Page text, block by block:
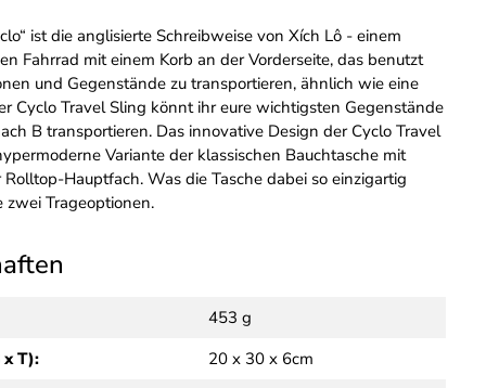
ist die anglisierte Schreibweise von Xích Lô - einem
Fahrrad mit einem Korb an der Vorderseite, das benutzt
und Gegenstände zu transportieren, ähnlich wie eine
Cyclo Travel Sling könnt ihr eure wichtigsten Gegenstände
B transportieren. Das innovative Design der Cyclo Travel
Variante der klassischen Bauchtasche mit
Hauptfach. Was die Tasche dabei so einzigartig
zwei Trageoptionen.
453 g
x T):
20 x 30 x 6cm